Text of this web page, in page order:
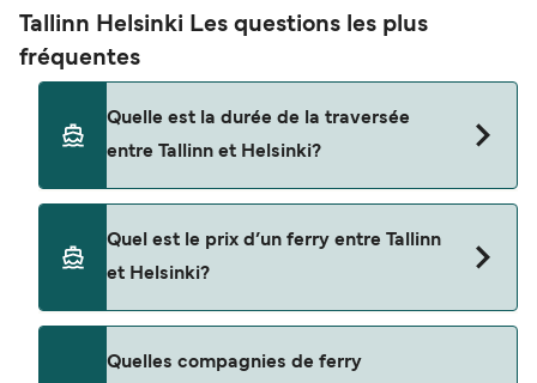
Tallinn Helsinki Les questions les plus
fréquentes
Quelle est la durée de la traversée
entre Tallinn et Helsinki?
d'environ 2 heures 15 minutes. La durée des
traversées peut varier d'une saison à l'autre. Nous
vous conseillons donc de vérifier ce qu'il en est,
Quel est le prix d’un ferry entre Tallinn
et Helsinki?
Helsinki peut varier selon la saison. Le prix moyen
Quelles compagnies de ferry